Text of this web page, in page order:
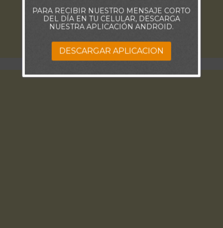
PARA RECIBIR NUESTRO MENSAJE CORTO
DEL DÍA EN TU CELULAR, DESCARGA
NUESTRA APLICACIÓN ANDROID.
DESCARGAR APLICACION